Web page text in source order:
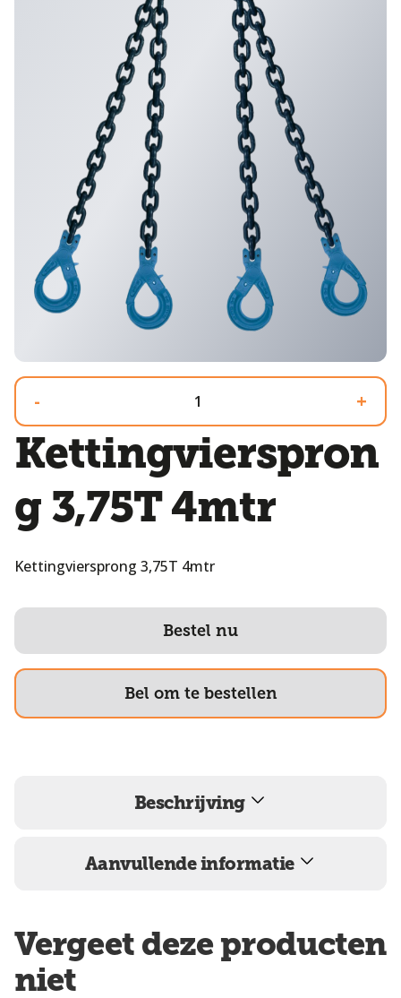
- +
Kettingvierspron
g 3,75T 4mtr
Kettingviersprong 3,75T 4mtr
Bestel nu
Bel om te bestellen
Beschrijving
Aanvullende informatie
Vergeet deze producten
niet